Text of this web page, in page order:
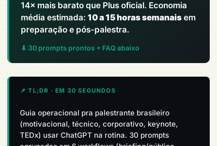
14× mais barato que Plus oficial. Economia
média estimada: 10 a 15 horas semanais em
preparação e pós-palestra.
⬇ 30 prompts prontos + FAQ abaixo
📌 TL;DR · EM 30 SEGUNDOS
Guia operacional pra palestrante brasileiro
(motivacional, técnico, corporativo, keynote,
TEDx) usar ChatGPT na rotina. 30 prompts